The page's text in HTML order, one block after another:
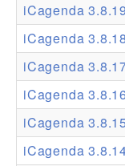
Ressources
Addons
Theme Packs
Translation Packs
Support
iCagenda 3.8.19
iCagenda 3.8.18
iCagenda
iCagenda
iCagenda
iCagenda